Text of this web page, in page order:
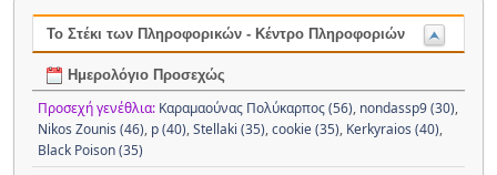
Το Στέκι των Πληροφορικών - Κέντρο Πληροφοριών
Ημερολόγιο Προσεχώς
Προσεχή γενέθλια: Καραμαούνας Πολύκαρπος (56), nondassp9 (30),
Nikos Zounis (46), p (40),Stellaki (35),cookie (35), Kerkyraios (40),
Black Poison (35)